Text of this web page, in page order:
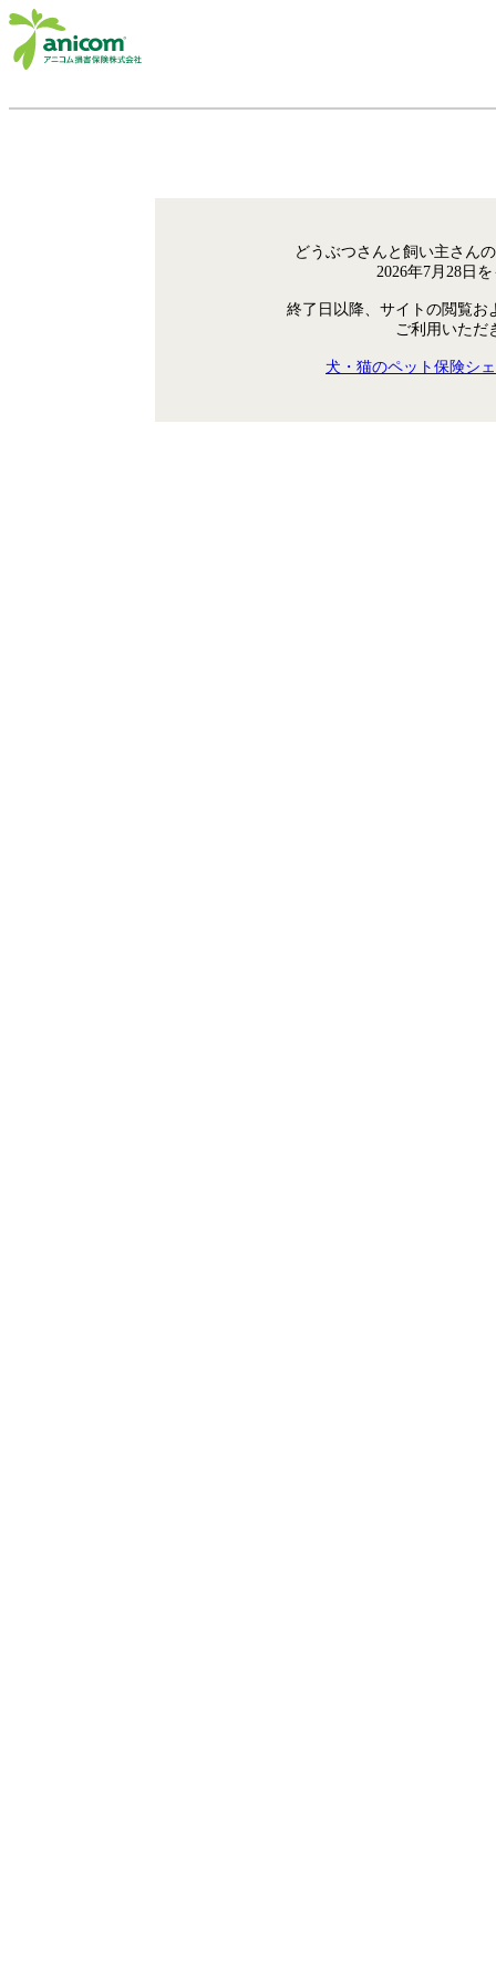
どうぶつさんと飼い主さん
2026年7月28日
終了日以降、サイトの閲覧お
ご利用いただ
犬・猫のペット保険シ